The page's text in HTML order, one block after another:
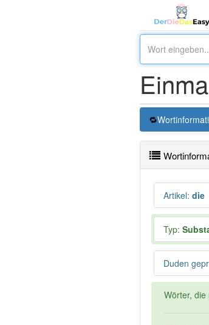
Artikel: die
Typ:
Duden
Wörter, die